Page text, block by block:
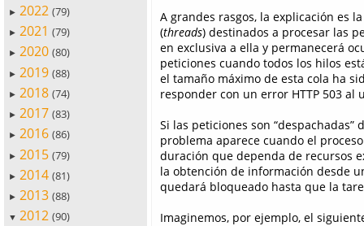
► 2022 (79)
► 2021 (79)
► 2020 (80)
► 2019 (88)
► 2018 (74)
► 2017 (83)
► 2016 (86)
► 2015 (79)
► 2014 (81)
► 2013 (88)
▼ 2012 (90)
A grandes rasgos, la explicación es
(threads) destinados a procesar las
en exclusiva a ella y permanecerá
peticiones cuando todos los hilos
el tamaño máximo de esta cola ha
responder con un error HTTP 503
Si las peticiones son
problema aparece cuando el
duración que dependa de recursos
la obtención de información desde
quedará bloqueado hasta que la
Imaginemos, por ejemplo, el